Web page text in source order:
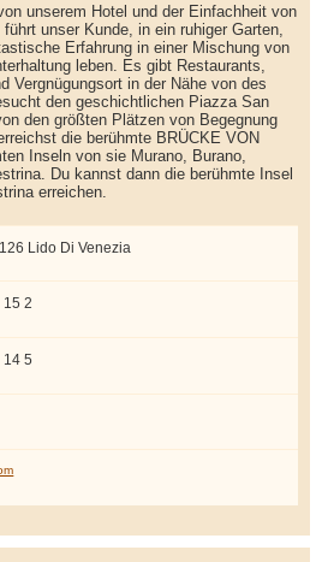
unserem Hotel und der Einfachheit von
unser Kunde, in ein ruhiger Garten,
Erfahrung in einer Mischung von
leben. Es gibt Restaurants,
Vergnügungsort in der Nähe von des
den geschichtlichen Piazza San
den größten Plätzen von Begegnung
die berühmte BRÜCKE VON
Inseln von sie Murano, Burano,
Du kannst dann die berühmte Insel
erreichen.
Lido Di Venezia
15 2
14 5